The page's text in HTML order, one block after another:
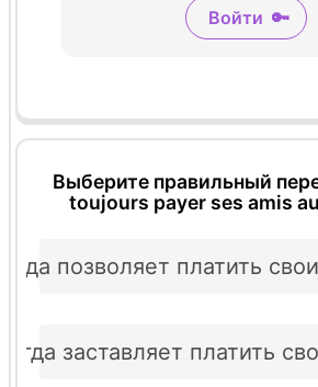
Войти 🔑
Выберите правильный
toujours payer ses amis
позволяет платить
заставляет платить